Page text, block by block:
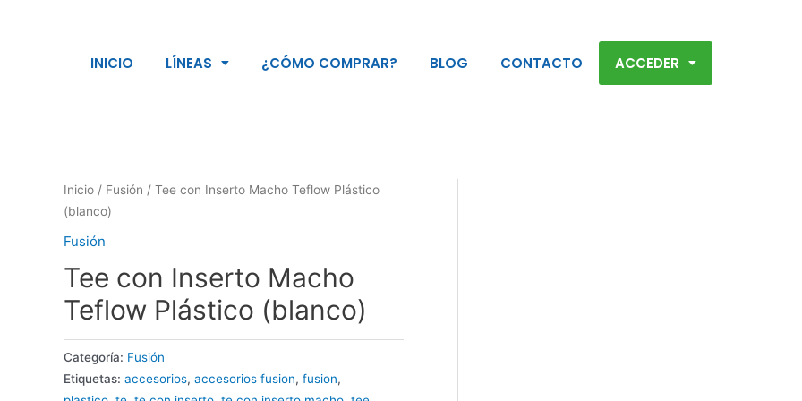
INICIO LÍNEAS ¿CÓMO COMPRAR? BLOG CONTACTO ACCEDER
Inicio/ Fusión / Tee con Inserto Macho Teflow Plástico
(blanco)
Fusión
Tee con Inserto Macho
Teflow Plástico (blanco)
Categoría: Fusión
Etiquetas: accesorios, accesorios fusion, fusion,